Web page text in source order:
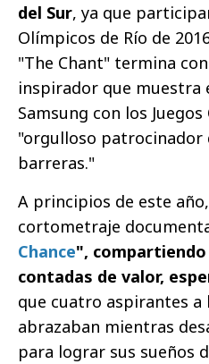
del Sur, ya que
Olímpicos de Río de
"The Chant" termina
inspirador que muestra
Samsung con los
"orgulloso patrocinador
barreras."
A principios de este
cortometraje
Chance",
contadas de valor,
que cuatro aspirantes a
abrazaban mientras
para lograr sus sueños